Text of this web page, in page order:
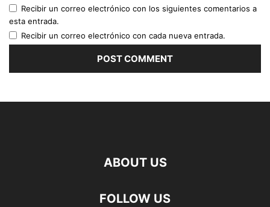
Recibir un correo electrónico con los siguientes comentarios a
esta entrada.
Recibir un correo electrónico con cada nueva entrada.
ABOUT US
FOLLOW US